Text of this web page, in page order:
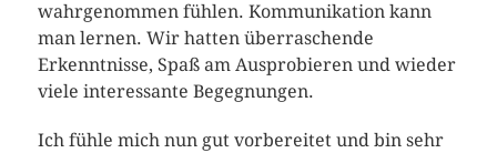
wahrgenommen fühlen. Kommunikation kann
man lernen. Wir hatten überraschende
Erkenntnisse, Spaß am Ausprobieren und wieder
viele interessante Begegnungen.
Ich fühle mich nun gut vorbereitet und bin sehr